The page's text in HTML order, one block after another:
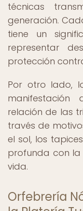
técnicas
generación.
tiene un
representar
protección
Por otro lado,
relación de las
través de
el sol, los
profunda con la
vida.
Orfebrería